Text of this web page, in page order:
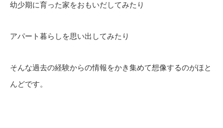
幼少期に育った家をおもいだしてみたり
アパート暮らしを思い出してみたり
そんな過去の経験からの情報をかき集めて想像するのがほと
んどです。